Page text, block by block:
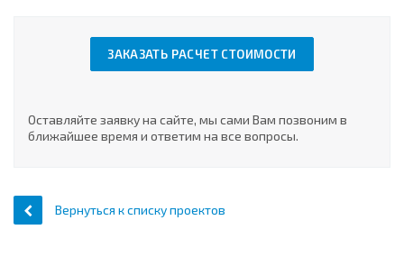
ЗАКАЗАТЬ РАСЧЕТ СТОИМОСТИ
Оставляйте заявку на сайте, мы сами Вам позвоним в
ближайшее время и ответим на все вопросы.
Вернуться к списку проектов